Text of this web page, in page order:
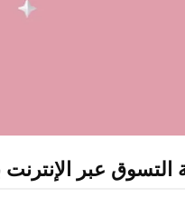
التسوق عبر